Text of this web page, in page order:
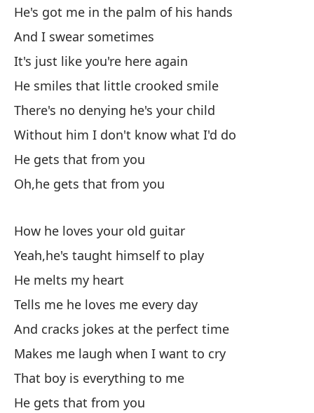
He's got me in the palm of his hands
And I swear sometimes
It's just like you're here again
He smiles that little crooked smile
There's no denying he's your child
Without him I don't know what I'd do
He gets that from you
Oh,he gets that from you
How he loves your old guitar
Yeah,he's taught himself to play
He melts my heart
Tells me he loves me every day
And cracks jokes at the perfect time
Makes me laugh when I want to cry
That boy is everything to me
He gets that from you